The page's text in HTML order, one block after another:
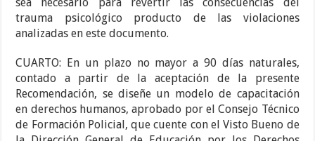
trauma psicológico producto de las violaciones
analizadas en este documento.
CUARTO: En un plazo no mayor a 90 días naturales,
contado a partir de la aceptación de la presente
Recomendación, se diseñe un modelo de capacitación
en derechos humanos, aprobado por el Consejo Técnico
de Formación Policial, que cuente con el Visto Bueno de